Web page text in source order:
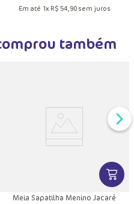
Em até 1x R$ 54,90sem juros
também
INFORMAÇÕES DOVER
Meia Sapatilha Menino Jacaré